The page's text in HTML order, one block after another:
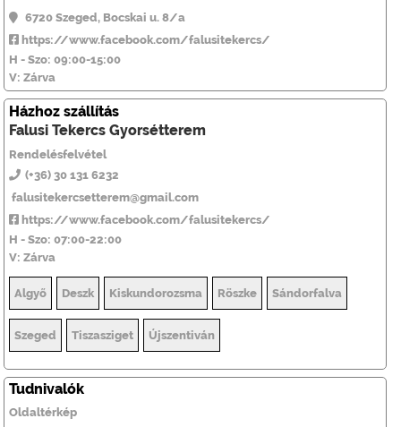
6720 Szeged, Bocskai u. 8/a
https://www.facebook.com/falusitekercs/
H - Szo: 09:00-15:00
V: Zárva
Házhoz szállítás
Falusi Tekercs Gyorsétterem
Rendelésfelvétel
(+36) 30 131 6232
falusitekercsetterem@gmail.com
https://www.facebook.com/falusitekercs/
H - Szo: 07:00-22:00
V: Zárva
Algyő Deszk Kiskundorozsma Röszke Sándorfalva
Szeged Tiszasziget Újszentiván
Tudnivalók
Oldaltérkép